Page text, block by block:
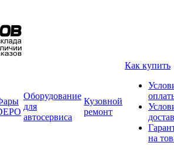
Оборудование
для
автосервиса
Кузовной
ремонт
Как купить
на